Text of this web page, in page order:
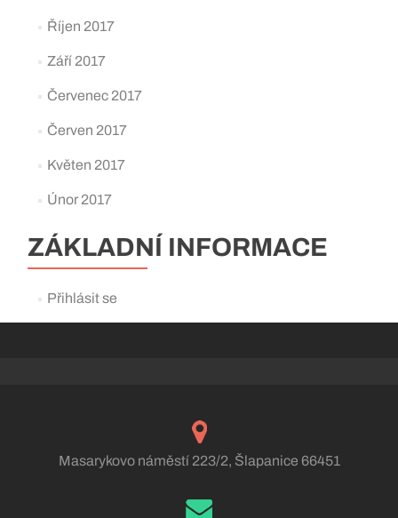
Říjen 2017
Září 2017
Červenec 2017
Červen 2017
Květen 2017
Únor 2017
ZÁKLADNÍ INFORMACE
Přihlásit se
Masarykovo náměstí 223/2, Šlapanice 66451